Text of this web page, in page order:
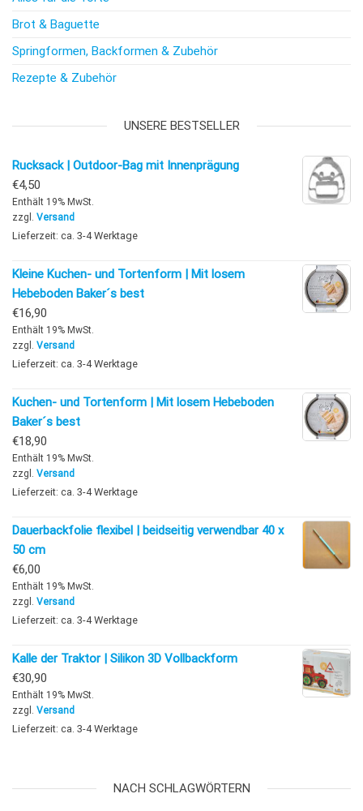
Brot & Baguette
Springformen, Backformen & Zubehör
Rezepte & Zubehör
UNSERE BESTSELLER
Rucksack | Outdoor-Bag mit Innenprägung
€4,50
Enthält 19% MwSt.
zzgl. Versand
Lieferzeit: ca. 3-4 Werktage
Kleine Kuchen- und Tortenform | Mit losem
Hebeboden Baker´s best
€16,90
Enthält 19% MwSt.
zzgl. Versand
Lieferzeit: ca. 3-4 Werktage
Kuchen- und Tortenform | Mit losem Hebeboden
Baker´s best
€18,90
Enthält 19% MwSt.
zzgl. Versand
Lieferzeit: ca. 3-4 Werktage
Dauerbackfolie flexibel | beidseitig verwendbar 40 x
50 cm
€6,00
Enthält 19% MwSt.
zzgl. Versand
Lieferzeit: ca. 3-4 Werktage
Kalle der Traktor | Silikon 3D Vollbackform
€30,90
Enthält 19% MwSt.
zzgl. Versand
Lieferzeit: ca. 3-4 Werktage
NACH SCHLAGWÖRTERN